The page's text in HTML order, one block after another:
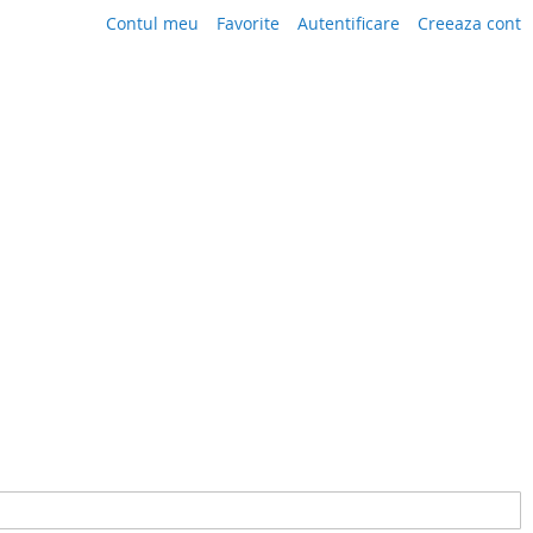
Contul meu Favorite Autentificare Creeaza cont